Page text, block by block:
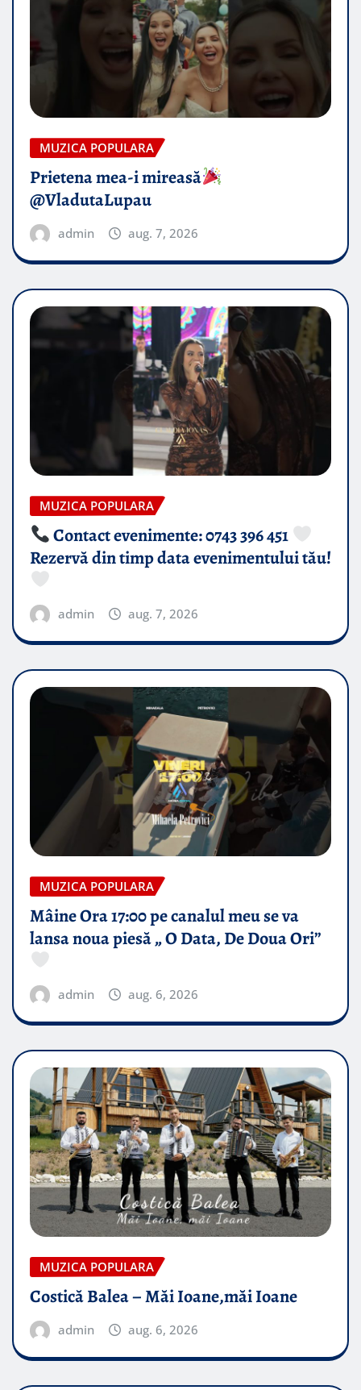
MUZICA POPULARA
Prietena mea-i mireasă​
@VladutaLupau
admin aug. 7, 2026
MUZICA POPULARA
Contact evenimente: 0743 396 451
Rezervă din timp data evenimentului tău!
admin aug. 7, 2026
MUZICA POPULARA
Mâine Ora 17:00 pe canalul meu se va
lansa noua piesă „ O Data, De Doua Ori”
admin aug. 6, 2026
MUZICA POPULARA
Costică Balea – Măi Ioane,măi Ioane
admin aug. 6, 2026